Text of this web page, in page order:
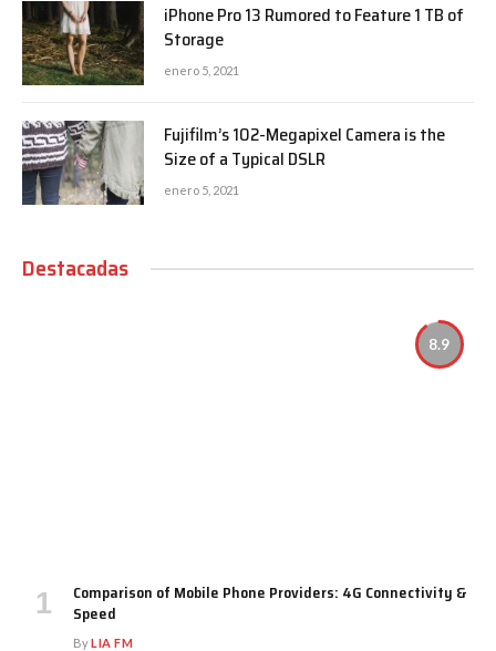
iPhone Pro 13 Rumored to Feature 1 TB of
Storage
enero 5, 2021
Fujifilm’s 102-Megapixel Camera is the
Size of a Typical DSLR
enero 5, 2021
Destacadas
8.9
Comparison of Mobile Phone Providers: 4G Connectivity &
Speed
ByLIA FM